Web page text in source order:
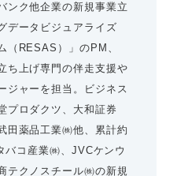
ンク他企業の新規事業立
データビジュアライズ
（RESAS）」のPM、
ち上げ専門の伴走支援や
ジャーを担当。ビジネス
プロダクツ、大和証券
田薬品工業㈱他、累計約
バコ産業㈱、JVCケンウ
テクノスチール㈱の新規